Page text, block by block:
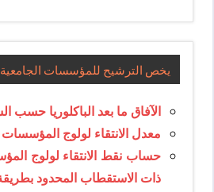
يخص الترشيح للمؤسسات الجامعية – 2026-
الآفاق ما بعد الباكلوريا حسب
معدل الانتقاء لولوج المؤسسات
حساب نقط الانتقاء لولوج
ذات الاستقطاب المحدود